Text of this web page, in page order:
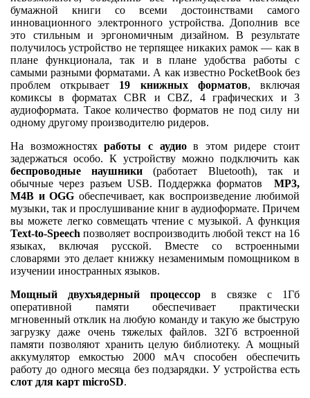
бумажной книги со всеми достоинствами самого
инновационного электронного устройства. Дополнив все
это стильным и эргономичным дизайном. В результате
получилось устройство не терпящее никаких рамок — как в
плане функционала, так и в плане удобства работы с
самыми разными форматами. А как известно PocketBook без
проблем открывает 19 книжных форматов, включая
комиксы в форматах CBR и CBZ, 4 графических и 3
аудиоформата. Такое количество форматов не под силу ни
одному другому производителю ридеров.
На возможностяхработы с аудиов этом ридере стоит
задержаться особо. К устройству можно подключить как
беспроводные наушники (работает Bluetooth), так и
обычные через разъем USB. Поддержка форматов
MP3,
M4B и OGG обеспечивает, как воспроизведение любимой
музыки, так и прослушивание книг в аудиоформате. Причем
вы можете легко совмещать чтение с музыкой. А функция
Text-to-Speech позволяет воспроизводить любой текст на 16
языках, включая русской. Вместе со встроенными
словарями это делает книжку незаменимым помощником в
изучении иностранных языков.
Мощный двухъядерный процессор в связке с 1Гб
оперативной памяти обеспечивает практически
мгновенный отклик на любую команду и такую же быструю
загрузку даже очень тяжелых файлов. 32Гб встроенной
памяти позволяют хранить целую библиотеку. А мощный
аккумулятор емкостью 2000 мАч способен обеспечить
работу до одного месяца без подзарядки. У устройства есть
слот для карт microSD.